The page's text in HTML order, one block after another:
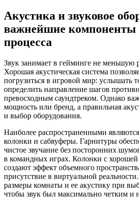
Акустика и звуковое
важнейшие компоненты
процесса
Звук занимает в гейминге не меньшую
Хорошая акустическая система
погрузиться в игровой мир: услышать
определить направление шагов
превосходным саундтреком. Однако
мощность или бренд, а правильная
и выбор оборудования.
Наиболее распространенными
колонки и сабвуферы. Гарнитуры
чистое звучание без посторонних
в командных играх. Колонки с хорошей
создают эффект объемного
присутствие в виртуальной
размеры комнаты и ее акустику при
чтобы звук был максимально четким